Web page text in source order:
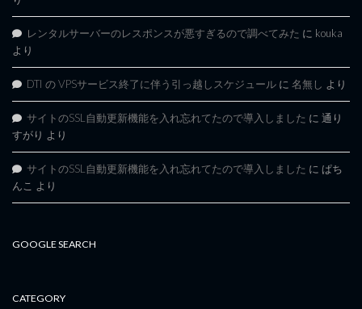
レンタルサーバーのレスポンスが悪すぎるので調べてみた に kouka
より
DTI の VPSサービス終了に伴う引っ越しスケジュール に 名無し より
サイトのSSL自動更新機能を入れ忘れてたので導入しました に 通り
すがり より
サイトのSSL自動更新機能を入れ忘れてたので導入しました に ぱち
んこ より
GOOGLE SEARCH
CATEGORY